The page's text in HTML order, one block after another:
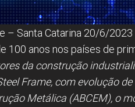
– Santa Catarina 20/6/
100 anos nos países de
da construção
Frame, com evolução
Metálica (ABCEM), o